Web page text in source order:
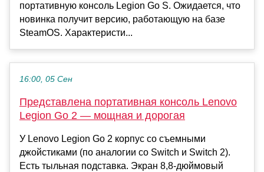
портативную консоль Legion Go S. Ожидается, что
новинка получит версию, работающую на базе
SteamOS. Характеристи...
16:00, 05 Сен
Представлена портативная консоль Lenovo
Legion Go 2 — мощная и дорогая
У Lenovo Legion Go 2 корпус со съемными
джойстиками (по аналогии со Switch и Switch 2).
Есть тыльная подставка. Экран 8,8-дюймовый